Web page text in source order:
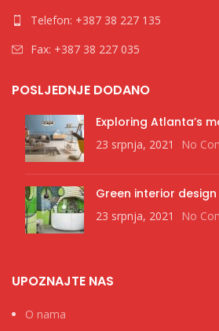
Telefon: +387 38 227 135
Fax: +387 38 227 035
POSLJEDNJE DODANO
Exploring Atlanta’s
23 srpnja, 2021 No
Green interior
23 srpnja, 2021 No
UPOZNAJTE NAS
O nama